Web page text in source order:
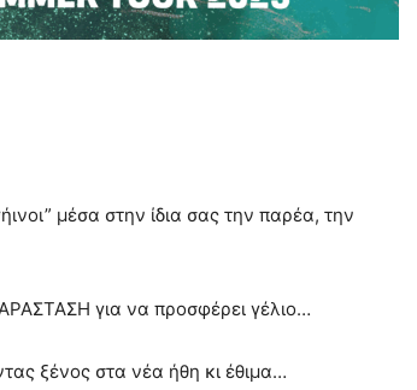
μέσα στην ίδια σας την παρέα, την
για να προσφέρει γέλιο…
ξένος στα νέα ήθη κι έθιμα…